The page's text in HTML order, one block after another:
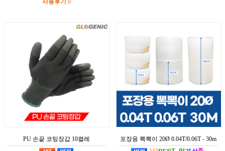
:
PU 손끝 코팅장갑 10켤레 포장용 뽁뽁이 20Ø 0.04T/0.06T - 30m